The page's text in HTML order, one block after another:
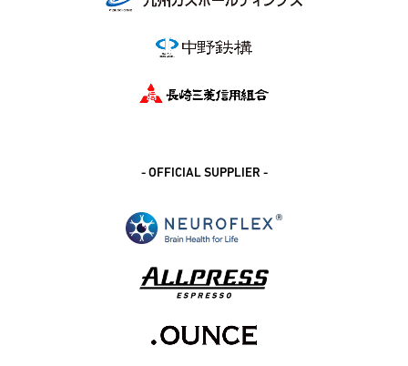
- OFFICIAL SUPPLIER -